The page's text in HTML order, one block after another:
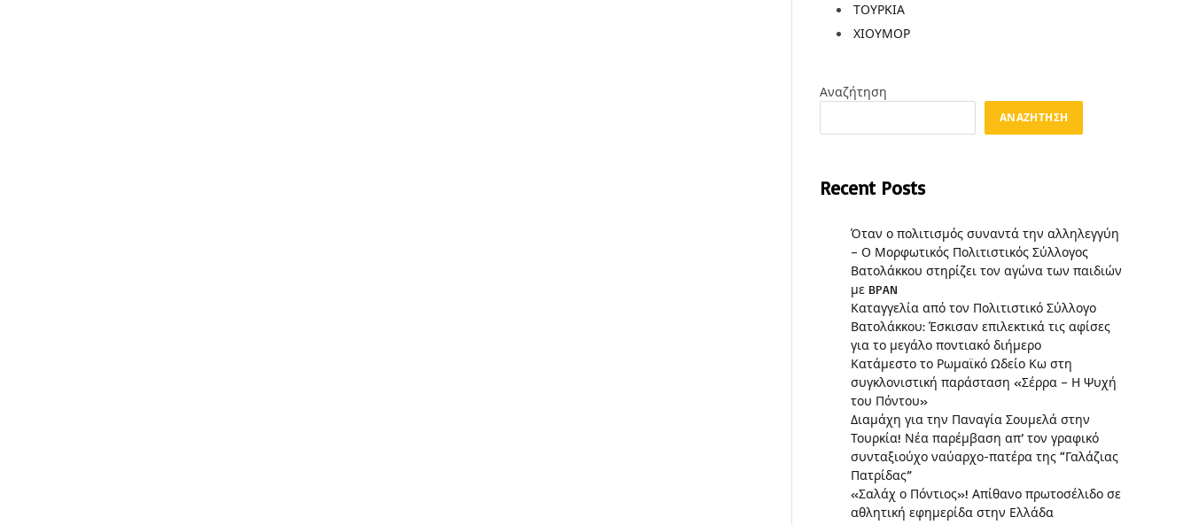
ΤΟΥΡΚΙΑ
ΧΙΟΥΜΟΡ
Αναζήτηση
ΑΝΑΖΉΤΗΣΗ
Recent Posts
Όταν ο πολιτισμός συναντά την αλληλεγγύη
– Ο Μορφωτικός Πολιτιστικός Σύλλογος
Βατολάκκου στηρίζει τον αγώνα των παιδιών
με BPAN
Καταγγελία από τον Πολιτιστικό Σύλλογο
Βατολάκκου: Έσκισαν επιλεκτικά τις αφίσες
για το μεγάλο ποντιακό διήμερο
Κατάμεστο το Ρωμαϊκό Ωδείο Κω στη
συγκλονιστική παράσταση «Σέρρα – Η Ψυχή
του Πόντου»
Διαμάχη για την Παναγία Σουμελά στην
Τουρκία! Νέα παρέμβαση απ’ τον γραφικό
συνταξιούχο ναύαρχο-πατέρα της “Γαλάζιας
Πατρίδας”
«Σαλάχ ο Πόντιος»! Απίθανο πρωτοσέλιδο σε
αθλητική εφημερίδα στην Ελλάδα